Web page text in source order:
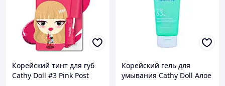
Корейский тинт для губ
Cathy Doll #3 Pink Post
Корейский гель для
умывания Cathy Doll Алое